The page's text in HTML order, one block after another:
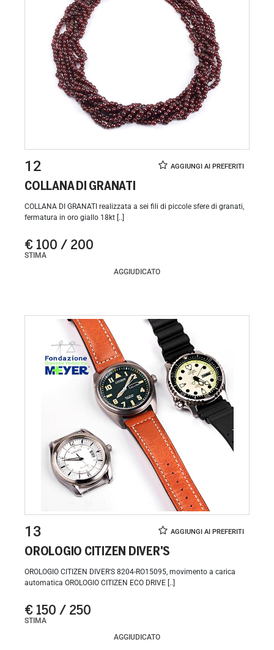
12
COLLANA DI GRANATI
COLLANA DI GRANATI realizzata a sei fili di piccole sfere di granati,
fermatura in oro giallo 18kt [..]
€ 100 / 200
STIMA
AGGIUDICATO
13
OROLOGIO CITIZEN DIVER'S
OROLOGIO CITIZEN DIVER'S 8204-RO15095, movimento a carica
automatica OROLOGIO CITIZEN ECO DRIVE [..]
€ 150 / 250
STIMA
AGGIUDICATO